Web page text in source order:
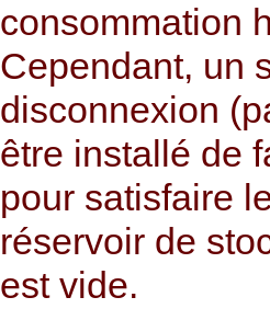
consommation
Cependant, un
disconnexion
être installé de
pour satisfaire
réservoir de
est vide.